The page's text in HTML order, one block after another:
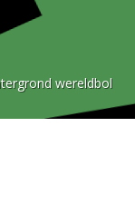
wereldbol